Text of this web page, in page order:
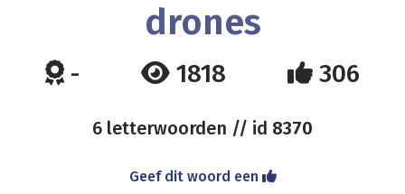
drones
- 1818 306
6 letterwoorden // id 8370
Geef dit woord een